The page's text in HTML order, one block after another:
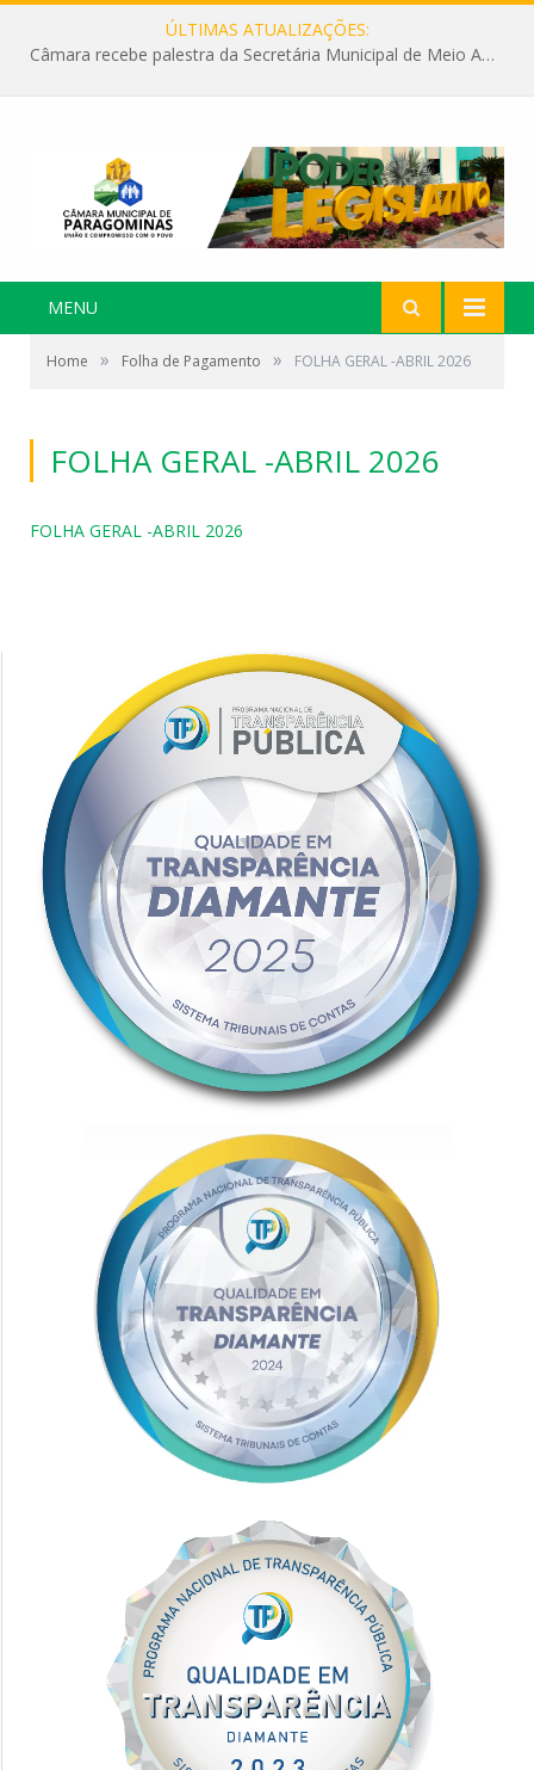
ÚLTIMAS ATUALIZAÇÕES:
Câmara recebe palestra da Secretária Municipal de Meio Ambiente sobre as ações da “SEMANA DO MEIO AMBIENTE”
MENU
Home » Folha de Pagamento » FOLHA GERAL -ABRIL 2026
FOLHA GERAL -ABRIL 2026
FOLHA GERAL -ABRIL 2026